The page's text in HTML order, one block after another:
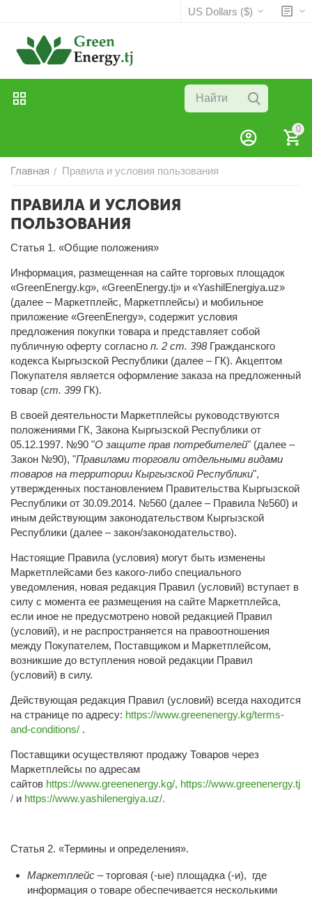
US Dollars ($)
0
Главная / Правила и условия пользования
ПРАВИЛА И УСЛОВИЯ
ПОЛЬЗОВАНИЯ
Статья 1. «Общие положения»
Информация, размещенная на сайте торговых площадок
«GreenEnergy.kg», «GreenEnergy.tj» и «YashilEnergiya.uz»
(далее – Маркетплейс, Маркетплейсы) и мобильное
приложение «GreenEnergy», содержит условия
предложения покупки товара и представляет собой
публичную оферту согласно п. 2 ст. 398Гражданского
кодекса Кыргызской Республики (далее – ГК). Акцептом
Покупателя является оформление заказа на предложенный
товар (ст. 399 ГК).
В своей деятельности Маркетплейсы руководствуются
положениями ГК, Закона Кыргызской Республики от
05.12.1997. №90 "О защите прав потребителей" (далее –
Закон №90), "Правилами торговли отдельными видами
товаров на территории Кыргызской Республики",
утвержденных постановлением Правительства Кыргызской
Республики от 30.09.2014. №560 (далее – Правила №560) и
иным действующим законодательством Кыргызской
Республики (далее – закон/законодательство).
Настоящие Правила (условия) могут быть изменены
Маркетплейсами без какого-либо специального
уведомления, новая редакция Правил (условий) вступает в
силу с момента ее размещения на сайте Маркетплейса,
если иное не предусмотрено новой редакцией Правил
(условий), и не распространяется на правоотношения
между Покупателем, Поставщиком и Маркетплейсом,
возникшие до вступления новой редакции Правил
(условий) в силу.
Действующая редакция Правил (условий) всегда находится
на странице по адресу: https://www.greenenergy.kg/terms-
and-conditions/ .
Поставщики осуществляют продажу Товаров через
Маркетплейсы по адресам
сайтов https://www.greenenergy.kg/, https://www.greenenergy.tj
/ и https://www.yashilenergiya.uz/.
Статья 2. «Термины и определения».
Маркетплейс – торговая (-ые) площадка (-и), где
информация о товаре обеспечивается несколькими